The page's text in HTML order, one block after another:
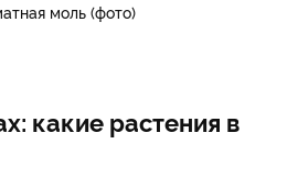
моль (фото)
какие растения в